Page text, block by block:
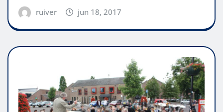
ruiver jun 18, 2017